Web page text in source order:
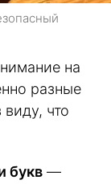
на
разные
что
букв —